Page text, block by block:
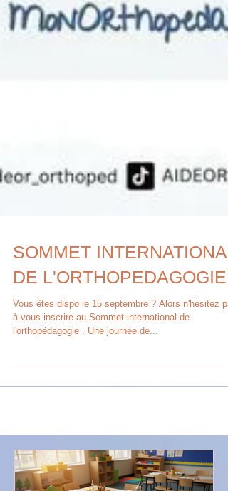
SOMMET INTERNATIONAL
DE L'ORTHOPEDAGOGIE
Vous êtes dispo le 15 septembre ? Alors n'hésitez